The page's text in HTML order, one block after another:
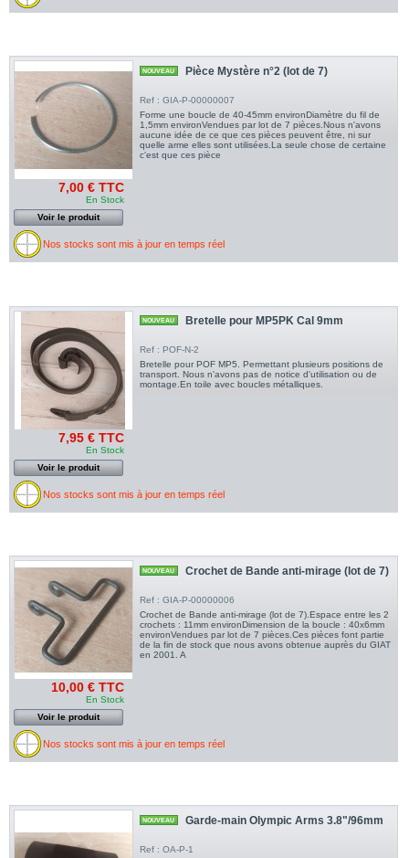
NOUVEAU Pièce Mystère n°2 (lot de 7)
Ref : GIA-P-00000007
Forme une boucle de 40-45mm environDiamètre du fil de
1,5mm environVendues par lot de 7 pièces.Nous n'avons
aucune idée de ce que ces pièces peuvent être, ni sur
quelle arme elles sont utilisées.La seule chose de certaine
c'est que ces pièce
7,00 € TTC
En Stock
Voir le produit
Nos stocks sont mis à jour en temps réel
NOUVEAU Bretelle pour MP5PK Cal 9mm
Ref : POF-N-2
Bretelle pour POF MP5. Permettant plusieurs positions de
transport. Nous n'avons pas de notice d'utilisation ou de
montage.En toile avec boucles métalliques.
7,95 € TTC
En Stock
Voir le produit
Nos stocks sont mis à jour en temps réel
NOUVEAU Crochet de Bande anti-mirage (lot de 7)
Ref : GIA-P-00000006
Crochet de Bande anti-mirage (lot de 7).Espace entre les 2
crochets : 11mm environDimension de la boucle : 40x6mm
environVendues par lot de 7 pièces.Ces pièces font partie
de la fin de stock que nous avons obtenue auprès du GIAT
en 2001. A
10,00 € TTC
En Stock
Voir le produit
Nos stocks sont mis à jour en temps réel
NOUVEAU Garde-main Olympic Arms 3.8"/96mm
Ref : OA-P-1